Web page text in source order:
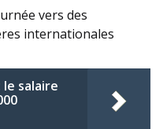
vers des
internationales
salaire